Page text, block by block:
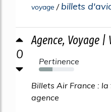
voyage / billets
0
Agence, Voyage |
Pertinence
39%
Billets Air France :
agence